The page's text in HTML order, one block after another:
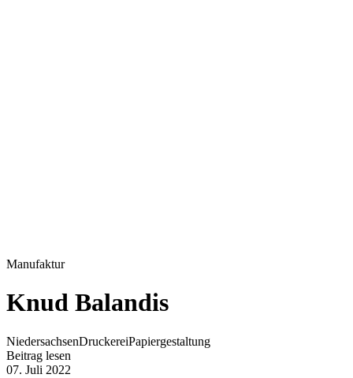
Manufaktur
Knud Balandis
NiedersachsenDruckereiPapiergestaltung
Beitrag lesen
07. Juli 2022